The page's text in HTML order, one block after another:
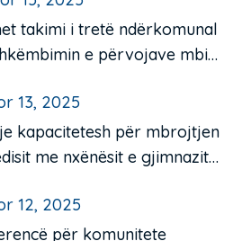
takimi i tretë ndërkomunal
e përvojave mbi
për moshën e tretë
13, 2025
kapacitetesh për mbrojtjen
me nxënësit e gjimnazit
12, 2025
për komunitete